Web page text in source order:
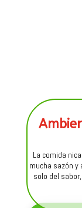
La comida
mucha sazón y
solo del